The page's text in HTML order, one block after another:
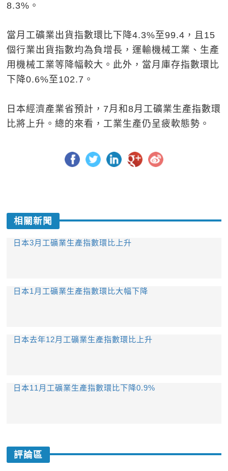
8.3%。
當月工礦業出貨指數環比下降4.3%至99.4，且15
個行業出貨指數均為負增長，運輸機械工業、生產
用機械工業等降幅較大。此外，當月庫存指數環比
下降0.6%至102.7。
日本經濟產業省預計，7月和8月工礦業生產指數環
比將上升。總的來看，工業生產仍呈疲軟態勢。
相關新聞
日本3月工礦業生產指數環比上升
日本1月工礦業生產指數環比大幅下降
日本去年12月工礦業生產指數環比上升
日本11月工礦業生產指數環比下降0.9%
評論區